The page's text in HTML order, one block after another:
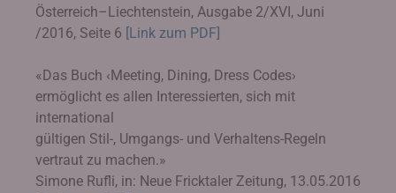
Österreich–Liechtenstein, Ausgabe 2/XVI, Juni
/2016, Seite 6 [Link zum PDF]
«Das Buch ‹Meeting, Dining, Dress Codes›
ermöglicht es allen Interessierten, sich mit
international
gültigen Stil-, Umgangs- und Verhaltens-Regeln
vertraut zu machen.»
Simone Rufli, in: Neue Fricktaler Zeitung, 13.05.2016